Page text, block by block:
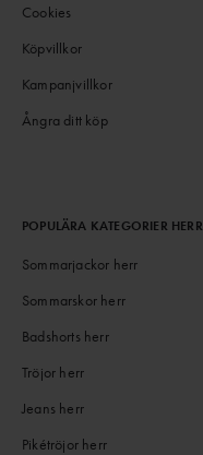
Cookies
Köpvillkor
Kampanjvillkor
Ångra ditt köp
POPULÄRA KATEGORIER HERR
Sommarjackor herr
Sommarskor herr
Badshorts herr
Tröjor herr
Jeans herr
Pikétröjor herr